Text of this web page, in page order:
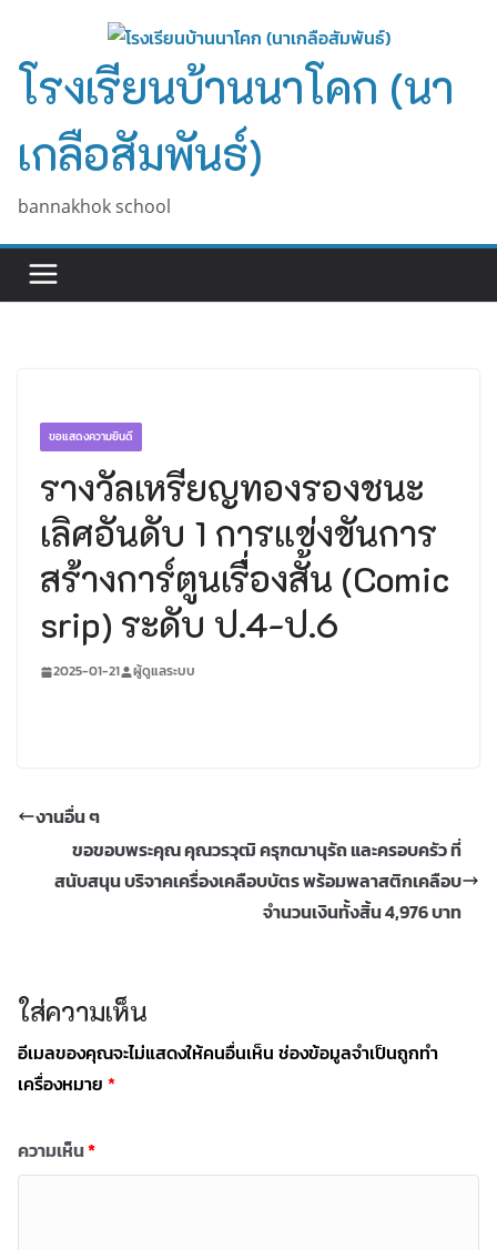
content
โรงเรียนบ้านนาโคก (นา
เกลือสัมพันธ์)
bannakhok school
ขอแสดงความยินดี
รางวัลเหรียญทองรองชนะ
เลิศอันดับ 1 การแข่งขันการ
สร้างการ์ตูนเรื่องสั้น (Comic
srip) ระดับ ป.4-ป.6
2025-01-21 ผู้ดูแลระบบ
งานอื่น ๆ
ขอขอบพระคุณ คุณวรวุฒิ ครุฑฒานุรัถ และครอบครัว ที่
สนับสนุน บริจาคเครื่องเคลือบบัตร พร้อมพลาสติกเคลือบ
จำนวนเงินทั้งสิ้น 4,976 บาท
ใส่ความเห็น
อีเมลของคุณจะไม่แสดงให้คนอื่นเห็น ช่องข้อมูลจำเป็นถูกทำ
เครื่องหมาย *
ความเห็น*